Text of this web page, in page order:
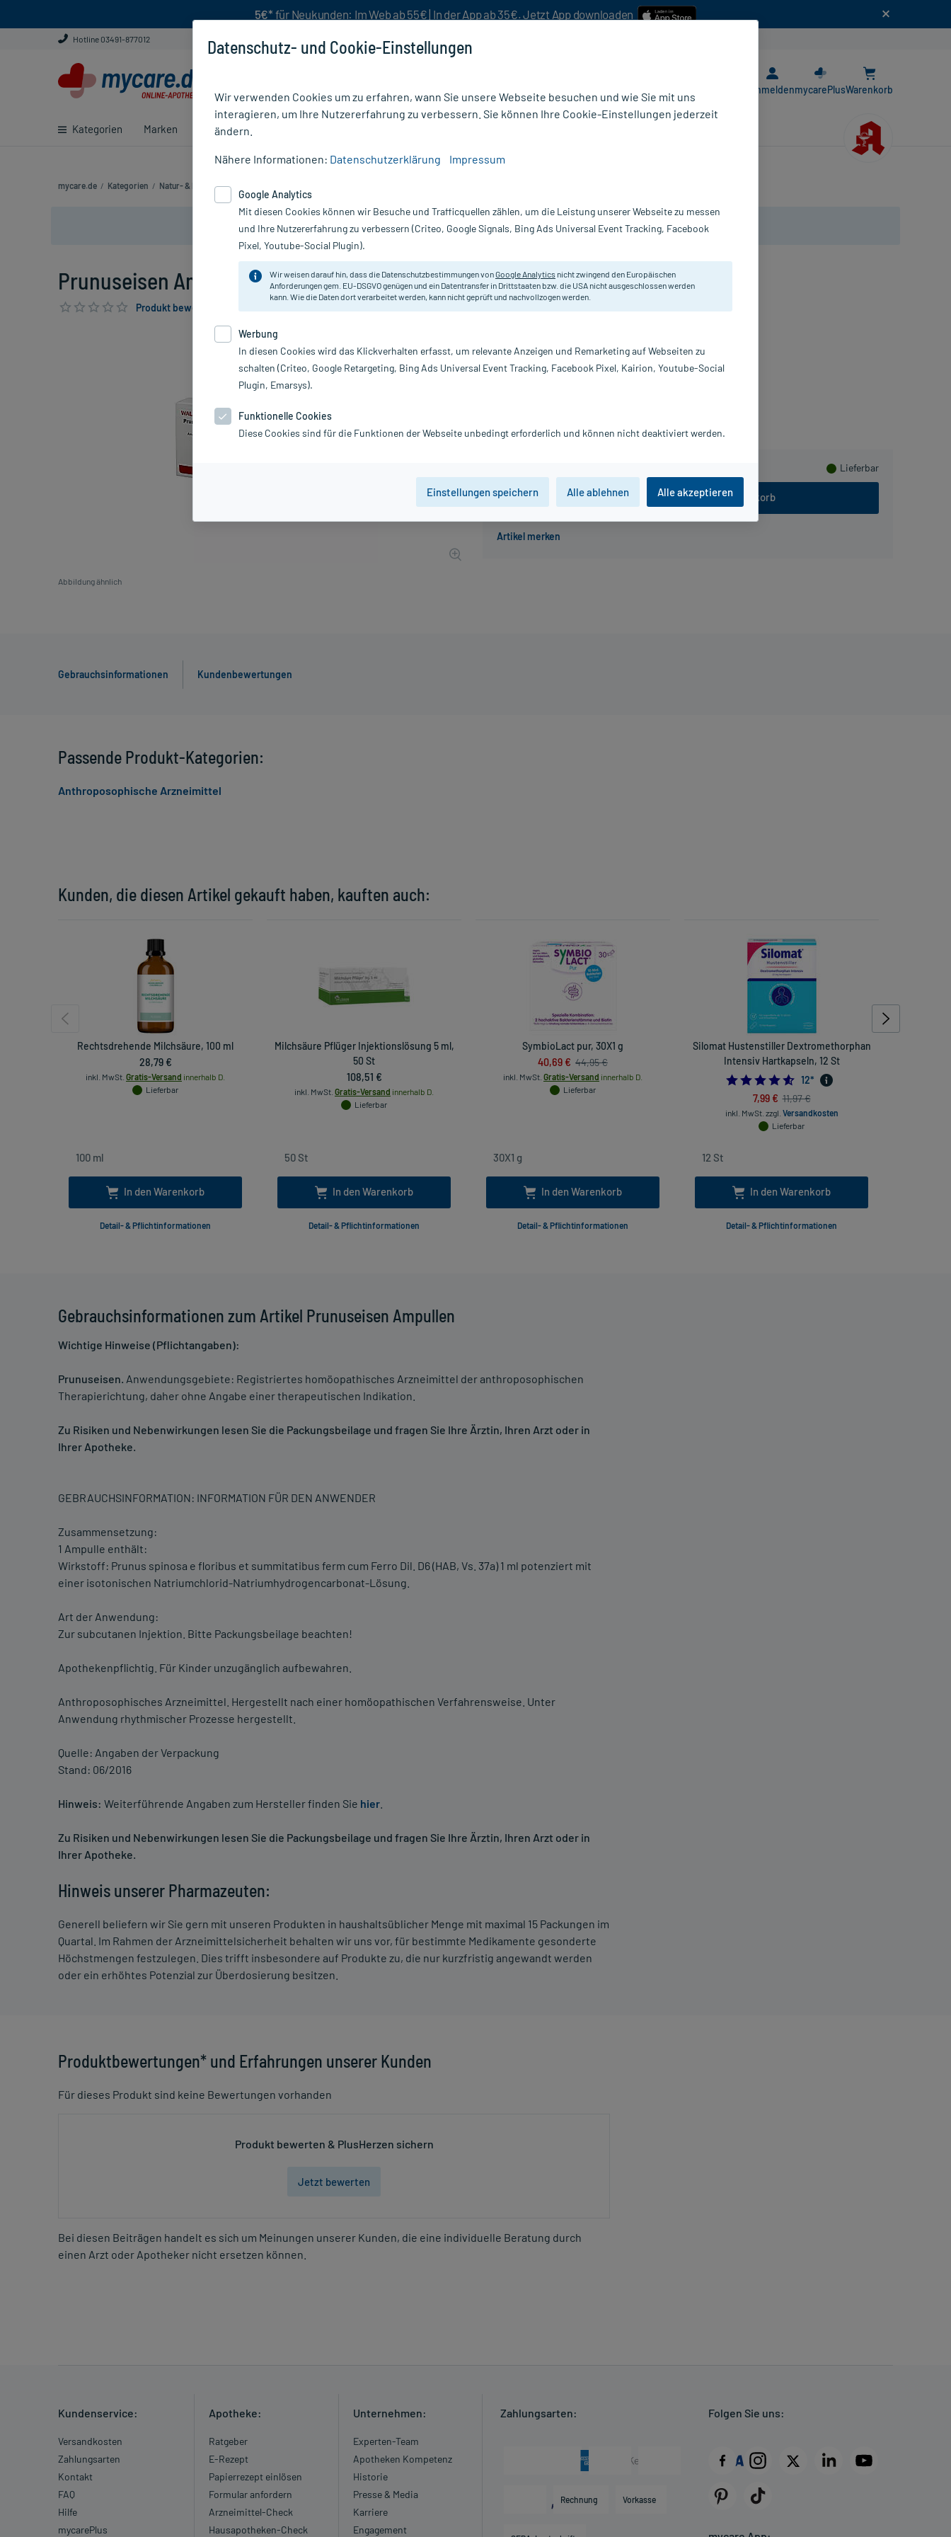
5€* für Neukunden: Im Web ab 55€ | In der App ab 35€. Jetzt App downloaden
Hotline 03491-877012
Kategorien Marken Ratgeber
AnmeldenmycarePlusWarenkorb
mycare.de / Kategorien / Natur- & Pflanzenheilkunde
Nur für kurze Zeit:Gratis-Versand* ab 19€ Mindestbestellwert!
Prunuseisen Ampullen, 10X1 ml
Produkt bewerten & PlusHerzen sichern
Abbildung ähnlich
Grundpreis: 2.703,00 € / l
Lieferbar
In den Warenkorb
Homöopathisches Arzneimittel.
Darreichung:
Ampullen
Hersteller:
WALA Heilmittel GmbH
Gebrauchsinformationen Kundenbewertungen
Gebrauchsinformationen zum Artikel Prunuseisen Ampullen
Wichtige Hinweise (Pflichtangaben):
Prunuseisen. Anwendungsgebiete: Registriertes homöopathisches Arzneimittel der anthroposophischen
Therapierichtung, daher ohne Angabe einer therapeutischen Indikation.
Zu Risiken und Nebenwirkungen lesen Sie die Packungsbeilage und fragen Sie Ihre Ärztin, Ihren Arzt oder in
Ihrer Apotheke.
GEBRAUCHSINFORMATION: INFORMATION FÜR DEN ANWENDER
Zusammensetzung:
1 Ampulle enthält:
Wirkstoff: Prunus spinosa e floribus et summitatibus ferm cum Ferro Dil. D6 (HAB, Vs. 37a) 1 ml potenziert mit
einer isotonischen Natriumchlorid-Natriumhydrogencarbonat-Lösung.
Art der Anwendung:
Zur subcutanen Injektion. Bitte Packungsbeilage beachten!
Apothekenpflichtig. Für Kinder unzugänglich aufbewahren.
Anthroposophisches Arzneimittel. Hergestellt nach einer homöopathischen Verfahrensweise. Unter
Anwendung rhythmischer Prozesse hergestellt.
Quelle: Angaben der Verpackung
Stand: 06/2016
Hinweis: Weiterführende Angaben zum Hersteller finden Sie hier
Zu Risiken und Nebenwirkungen lesen Sie die Packungsbeilage und fragen Sie Ihre Ärztin, Ihren Arzt oder in
Ihrer Apotheke.
Hinweis unserer Pharmazeuten:
Generell beliefern wir Sie gern mit unseren Produkten in haushaltsüblicher Menge mit maximal 15 Packungen im
Quartal. Im Rahmen der Arzneimittelsicherheit behalten wir uns vor, für bestimmte Medikamente gesonderte
Höchstmengen festzulegen. Dies trifft insbesondere auf Produkte zu, die nur kurzfristig angewandt werden
oder ein erhöhtes Potenzial zur Überdosierung besitzen.
Produktbewertungen* und Erfahrungen unserer Kunden
Für dieses Produkt sind keine Bewertungen vorhanden
Produkt bewerten & PlusHerzen sichern
Jetzt bewerten
Bei diesen Beiträgen handelt es sich um Meinungen unserer Kunden, die eine individuelle Beratung durch
einen Arzt oder Apotheker nicht ersetzen können.
Kunden, die diesen Artikel gekauft haben, kauften auch:
Rechtsdrehende Milchsäure, 100 ml
28,79 €
inkl. MwSt. Gratis-Versand innerhalb D.
Lieferbar
In den Warenkorb
Detail- & Pflichtinformationen
Milchsäure Pflüger Injektionslösung 5 ml,
50 St
108,51 €
inkl. MwSt. Gratis-Versand innerhalb D.
Lieferbar
In den Warenkorb
Detail- & Pflichtinformationen
SymbioLact pur, 30X1 g
40,69 € 44,95 €
inkl. MwSt. Gratis-Versand innerhalb D.
Lieferbar
In den Warenkorb
Detail- & Pflichtinformationen
Silomat Hustenstiller Dextromethorphan
Intensiv Hartkapseln, 12 St
4.583333333333333
12*
7,99 € 11,97 €
inkl. MwSt. zzgl. Versandkosten
Lieferbar
In den Warenkorb
Detail- & Pflichtinformationen
Passende Produkt-Kategorien:
Anthroposophische Arzneimittel
Kundenservice:
Versandkosten
Zahlungsarten
Kontakt
FAQ
Hilfe
mycarePlus
Apotheke:
Ratgeber
E-Rezept
Papierrezept einlösen
Formular anfordern
Arzneimittel-Check
Hausapotheken-Check
Unternehmen:
Experten-Team
Apotheken Kompetenz
Historie
Presse & Media
Karriere
Engagement
Zahlungsarten:
Rechnung Vorkasse
Folgen Sie uns:
Datenschutz- und Cookie-Einstellungen
Wir verwenden Cookies um zu erfahren, wann Sie unsere Webseite besuchen und wie Sie mit uns
interagieren, um Ihre Nutzererfahrung zu verbessern. Sie können Ihre Cookie-Einstellungen jederzeit
ändern.
Nähere Informationen: Datenschutzerklärung Impressum
Google Analytics
Mit diesen Cookies können wir Besuche und Trafficquellen zählen, um die Leistung unserer Webseite zu messen
und Ihre Nutzererfahrung zu verbessern (Criteo, Google Signals, Bing Ads Universal Event Tracking, Facebook
Pixel, Youtube-Social Plugin).
Wir weisen darauf hin, dass die Datenschutzbestimmungen vonGoogle Analytics nicht zwingend den Europäischen
Anforderungen gem. EU-DSGVO genügen und ein Datentransfer in Drittstaaten bzw. die USA nicht ausgeschlossen werden
kann. Wie die Daten dort verarbeitet werden, kann nicht geprüft und nachvollzogen werden.
Werbung
In diesen Cookies wird das Klickverhalten erfasst, um relevante Anzeigen und Remarketing auf Webseiten zu
schalten (Criteo, Google Retargeting, Bing Ads Universal Event Tracking, Facebook Pixel, Kairion, Youtube-Social
Plugin, Emarsys).
Funktionelle Cookies
Diese Cookies sind für die Funktionen der Webseite unbedingt erforderlich und können nicht deaktiviert werden.
Einstellungen speichern Alle ablehnen Alle akzeptieren